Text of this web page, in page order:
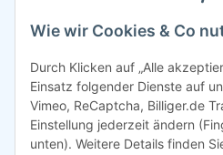
Rechtliches
Wie wir Cookies & Co
Durch Klicken auf „Alle
Einsatz folgender Dienste auf
Vimeo, ReCaptcha, Billiger.de
Einstellung jederzeit ändern
unten). Weitere Details finden